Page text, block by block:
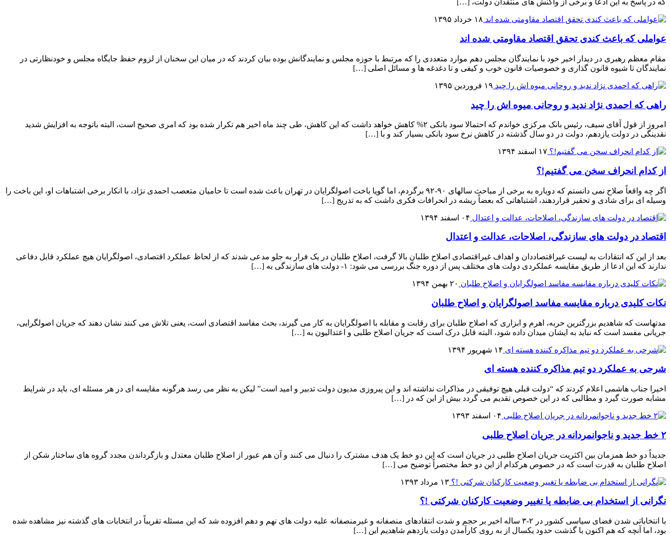
که در پاسخ به این ادعا و برخی از واکنش های منتقدان دولت، […]
۱۸ خرداد ۱۳۹۵
عواملی که باعث کندی تحقق اقتصاد مقاومتی شده اند
مقام معظم رهبری در دیدار اخیر خود با نمایندگان مجلس دهم موارد متعددی را که مرتبط با حوزه مجلس و نمایندگانش بوده بیان کردند که در میان این سخنان از لزوم حفظ جایگاه مجلس و خودنظارتی در
نمایندگان تا شیوه قانون گذاری و خصوصیات قانون خوب و کیفی و تا دغدغه ها و مسائل اصلی […]
۱۹ فروردین ۱۳۹۵
راهی که احمدی نژاد ندید و روحانی میوه اش را چید
امروز از قول آقای سیف، رئیس بانک مرکزی خواندم که احتمالا سود بانکی ۲% کاهش خواهد داشت که این کاهش، طی چند ماه اخیر هم تکرار شده بود که امری صحیح است، البته باتوجه به افزایش شدید
نقدینگی در دولت یازدهم، دولت در دو سال گذشته در کاهش نرخ سود بانکی بسیار کند و با […]
۱۷ اسفند ۱۳۹۴
از کدام انحراف سخن می گفتیم!؟
اگر چه واقعاً صلاح نمی دانستم که دوباره به برخی از مباحث سالهای ۹۰-۹۲ برگردم، اما گویا باخت اصولگرایان در تهران باعث شده است تا حامیان متعصب احمدی نژاد، با انکار برخی اشتباهات او، این باخت را
وسیله ای برای شادی و تحقیر قراردهند، اشتباهاتی که بعضاً ریشه در انحرافات فکری داشت که به تدریج […]
۰۴ اسفند ۱۳۹۴
اقتصاد در دولت های سازندگی، اصلاحات، عدالت و اعتدال
بعد از این که انتقادات به لیست غیراقتصاددان و اهداف غیراقتصادی اصلاح طلبان بالا گرفت، اصلاح طلبان در یک فرار به جلو مدعی شدند که از لحاظ عملکرد اقتصادی، اصولگرایان هیچ عملکرد قابل دفاعی
ندارند که این ادعا از طریق مقایسه عملکردی دولت های مختلف پس از دوره جنگ بررسی می شود: ۱- دولت های سازندگی به […]
۲۰ بهمن ۱۳۹۴
نکات کلیدی درباره مقایسه مفاسد اصولگرایان و اصلاح طلبان
مدتهاست که شاهدیم بزرگترین حربه، اهرم و ابزاری که اصلاح طلبان برای رقابت و مقابله با اصولگرایان به کار می گیرند، بحث مفاسد اقتصادی است، یعنی تلاش می کنند نشان دهند که جریان اصولگرایی،
جریانی مفسد است که نباید به ایشان میدان داده شود، البته قابل درک است که جریان اصلاح طلبی و اعتدالیون به […]
۱۴ شهریور ۱۳۹۴
شرحی به عملکرد دو تیم مذاکره کننده هسته ای
اخیرا جناب هاشمی اعلام کردند که “دولت قبلی هیچ توفیقی در مذاکرات نداشته اند و این پیروزی مدیون دولت تدبیر و امید است” لیکن به نظر می رسد هرگونه مقایسه ای در هر مسئله ای، باید در شرایط
مشابه صورت گیرد و مطالبی که در این خصوص تقدیم می گردد بیش از این که در […]
۰۴ اسفند ۱۳۹۳
۲ خط جدید و ناجوانمردانه در جریان اصلاح طلبی
جدیداً دو خط همزمان بین اکثریت جریان اصلاح طلبی در جریان است که این دو خط یک هدف مشترک را دنبال می کنند و آن هم عبور از اصلاح طلبان معتدل و بازگرداندن مجدد گروه های ساختار شکن از
اصلاح طلبان به قدرت است که در خصوص هرکدام از این دو خط مختصراً توضیح می […]
۱۳ مرداد ۱۳۹۳
نگرانی از استخدام بی ضابطه یا تغییر وضعیت کارکنان شرکتی !؟
با انتخاباتی شدن فضای سیاسی کشور در ۲-۳ ساله اخیر بر حجم و شدت انتقادهای منصفانه و غیرمنصفانه علیه دولت های نهم و دهم افزوده شد که این مسئله تقریباً در انتخابات های گذشته نیز مشاهده شده
بود، اما آنچه که هم اکنون با گذشت حدود یکسال از به روی کارآمدن دولت یازدهم شاهدیم این […]